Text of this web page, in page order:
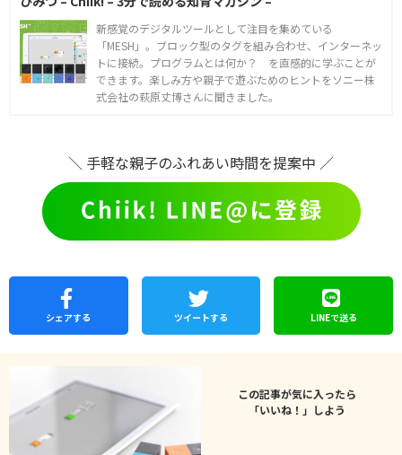
新感覚のデジタルツールとして注目を集めている
「MESH」。ブロック型のタグを組み合わせ、インターネッ
トに接続。プログラムとは何か？ を直感的に学ぶことが
できます。楽しみ方や親子で遊ぶためのヒントをソニー株
式会社の萩原丈博さんに聞きました。
＼ 手軽な親子のふれあい時間を提案中 ／
シェアする ツイートする LINEで送る
この記事が気に入ったら
「いいね！」しよう